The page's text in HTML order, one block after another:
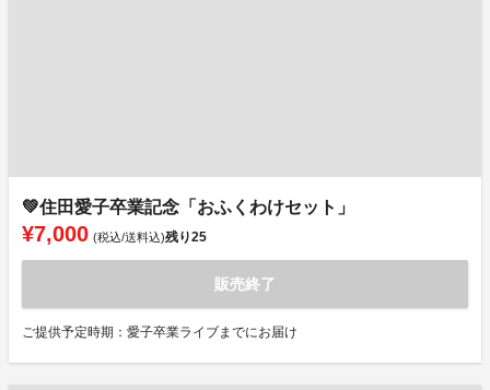
💚住田愛子卒業記念「おふくわけセット」
¥7,000 (税込/送料込)残り25
販売終了
ご提供予定時期：愛子卒業ライブまでにお届け